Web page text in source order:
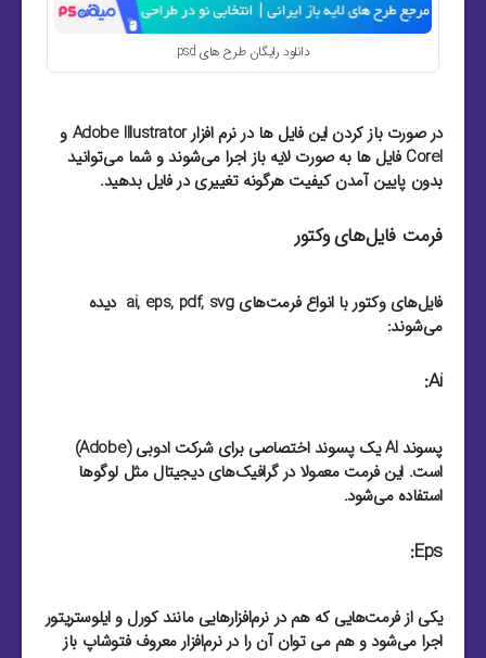
دانلود رایگان طرح های psd
در صورت باز کردن این فایل ها در نرم افزار Adobe Illustrator و
Corel فایل ها به صورت لایه باز اجرا می‌شوند و شما می‌توانید
بدون پایین آمدن کیفیت هرگونه تغییری در فایل بدهید.
فرمت فایل‌های وکتور
فایل‌های وکتور با انواع فرمت‌های ai, eps, pdf, svg دیده
می‌شوند:
Ai:
پسوند AI یک پسوند اختصاصی برای شرکت ادوبی (Adobe)
است. این فرمت معمولا در گرافیک‌های دیجیتال مثل لوگو‌ها
استفاده می‌شود.
Eps:
یکی از فرمت‌هایی که هم در نرم‌افزار‌هایی مانند کورل و ایلوستریتور
اجرا می‌شود و هم می توان آن را در نرم‌افزار معروف فتوشاپ باز